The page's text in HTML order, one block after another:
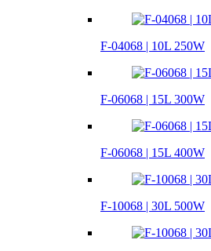
F-04068 | 10L 250W
F-06068 | 15L 300W
F-06068 | 15L 400W
F-10068 | 30L 500W